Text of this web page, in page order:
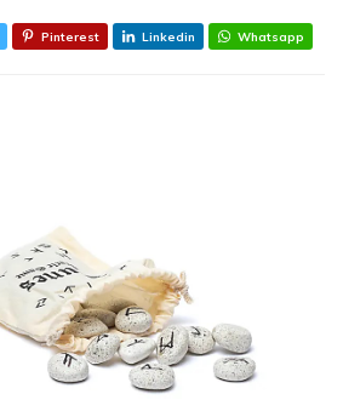
Pinterest Linkedin Whatsapp